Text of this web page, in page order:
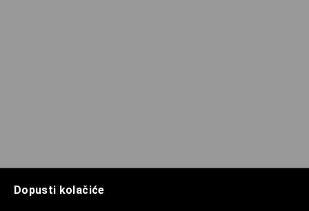
Dopusti kolačiće